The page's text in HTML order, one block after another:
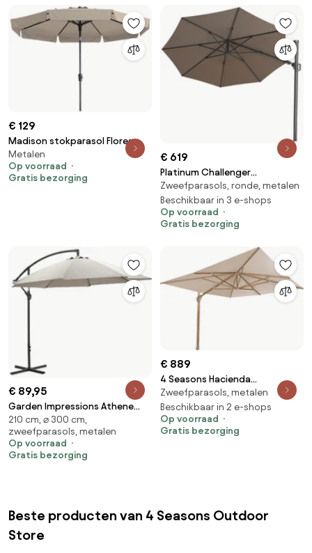
€ 129
Madison stokparasol Flores
luxe ecru 300 cm.
Metalen
Op voorraad
Gratis bezorging
€ 619
Platinum Challenger
Zweefparasol T2 premium - 3,5
m. rond Havana taupe
Zweefparasols, ronde, metalen
Beschikbaar in 3 e-shops
Op voorraad
Gratis bezorging
€ 89,95
Garden Impressions Athene
zweefparasol Ø300 cm - zand
210 cm, ⌀ 300 cm,
zweefparasols, metalen
Op voorraad
Gratis bezorging
€ 889
4 Seasons Hacienda
zweefparasol 300x400 cm
frame woodlook - doek sand
Zweefparasols, metalen
Beschikbaar in 2 e-shops
Op voorraad
Gratis bezorging
Beste producten van 4 Seasons Outdoor
Store